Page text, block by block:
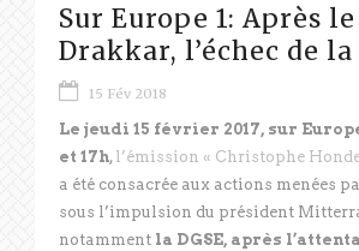
Sur Europe 1: Après le
Drakkar, l’échec de la
15 Fév 2018
Le jeudi 15 février 2017, sur
et 17h, l’émission « Christophe
a été consacrée aux actions menées
sous l’impulsion du président
notamment la DGSE, après